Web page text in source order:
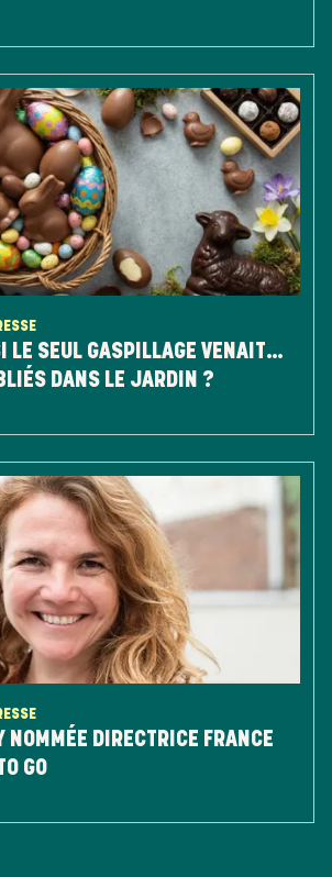
LE SEUL GASPILLAGE VENAIT…
DANS LE JARDIN ?
NOMMÉE DIRECTRICE FRANCE
GO